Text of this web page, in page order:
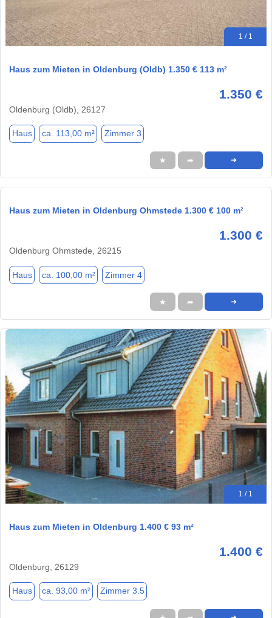
1 / 1
Haus zum Mieten in Oldenburg (Oldb) 1.350 € 113 m²
1.350 €
Oldenburg (Oldb), 26127
Haus ca. 113,00 m² Zimmer 3
★ ➦ ➜
Haus zum Mieten in Oldenburg Ohmstede 1.300 € 100 m²
1.300 €
Oldenburg Ohmstede, 26215
Haus ca. 100,00 m² Zimmer 4
★ ➦ ➜
1 / 1
Haus zum Mieten in Oldenburg 1.400 € 93 m²
1.400 €
Oldenburg, 26129
Haus ca. 93,00 m² Zimmer 3.5